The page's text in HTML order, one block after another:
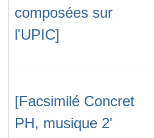
composées sur
l'UPIC]
[Facsimilé Concret
PH, musique 2'